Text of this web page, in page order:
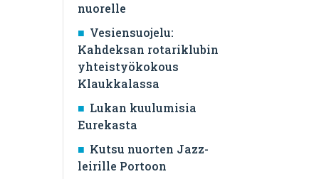
nuorelle
Vesiensuojelu:
Kahdeksan rotariklubin
yhteistyökokous
Klaukkalassa
Lukan kuulumisia
Eurekasta
Kutsu nuorten Jazz-
leirille Portoon